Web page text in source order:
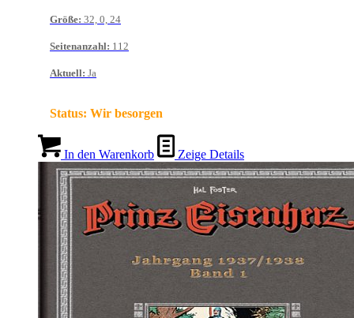
Größe: 32, 0, 24
Seitenanzahl: 112
Aktuell: Ja
Status: Wir besorgen
In den Warenkorb Zeige Details